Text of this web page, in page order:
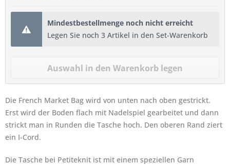
Mindestbestellmenge noch nicht erreicht
Legen Sie noch 3 Artikel in den Set-Warenkorb
Die French Market Bag wird von unten nach oben gestrickt.
Erst wird der Boden flach mit Nadelspiel gearbeitet und dann
strickt man in Runden die Tasche hoch. Den oberen Rand ziert
ein I-Cord.
Die Tasche bei Petiteknit ist mit einem speziellen Garn